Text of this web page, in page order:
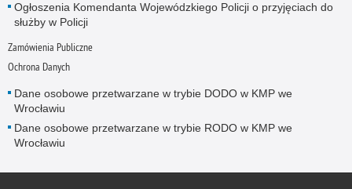
Ogłoszenia Komendanta Wojewódzkiego Policji o przyjęciach do
służby w Policji
Zamówienia Publiczne
Ochrona Danych
Dane osobowe przetwarzane w trybie DODO w KMP we
Wrocławiu
Dane osobowe przetwarzane w trybie RODO w KMP we
Wrocławiu